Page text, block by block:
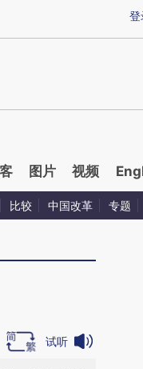
炼总结而成，可能与原文
登
图片 视频
比较 中国改革 专题
试听